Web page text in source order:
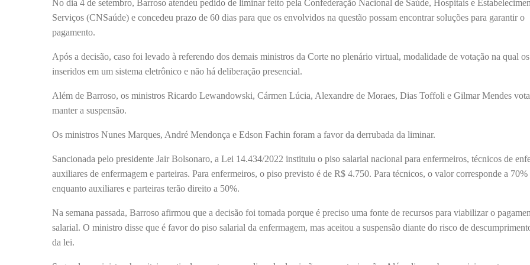
No dia 4 de setembro, Barroso atendeu pedido de liminar feito pela Confederação Nacional de Saúde, Hospitais e
Serviços (CNSaúde) e concedeu prazo de 60 dias para que os envolvidos na questão possam encontrar soluções para garantir o
pagamento.
Após a decisão, caso foi levado à referendo dos demais ministros da Corte no plenário virtual, modalidade de votação na qual
inseridos em um sistema eletrônico e não há deliberação presencial.
Além de Barroso, os ministros Ricardo Lewandowski, Cármen Lúcia, Alexandre de Moraes, Dias Toffoli e Gilmar Mendes
manter a suspensão.
Os ministros Nunes Marques, André Mendonça e Edson Fachin foram a favor da derrubada da liminar.
Sancionada pelo presidente Jair Bolsonaro, a Lei 14.434/2022 instituiu o piso salarial nacional para enfermeiros, técnicos de
auxiliares de enfermagem e parteiras. Para enfermeiros, o piso previsto é de R$ 4.750. Para técnicos, o valor corresponde a 70%
enquanto auxiliares e parteiras terão direito a 50%.
Na semana passada, Barroso afirmou que a decisão foi tomada porque é preciso uma fonte de recursos para viabilizar o
salarial. O ministro disse que é favor do piso salarial da enfermagem, mas aceitou a suspensão diante do risco de
da lei.